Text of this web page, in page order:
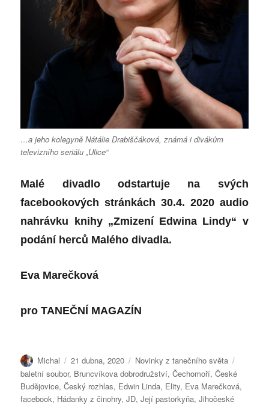
…a jeho kolegyně Nátálie Drabiščáková, známá i divákům
televizního seriálu „Ulice“
Malé divadlo odstartuje na svých
facebookových stránkách 30.4. 2020 audio
nahrávku knihy „Zmizení Edwina Lindy“ v
podání herců Malého divadla.
Eva Marečková
pro TANEČNÍ MAGAZÍN
Autor:
Michal Publikováno:
21 dubna, 2020 Rubriky:
Novinky z tanečního světa
baletní soubor, Bruncvíkova dobrodružství,Čechomoří,České
Budějovice,Český rozhlas, Edwin Linda, Elity, Eva Marečková,
facebook, Hádanky z činohry,JD,Její pastorkyňa,Jihočeské